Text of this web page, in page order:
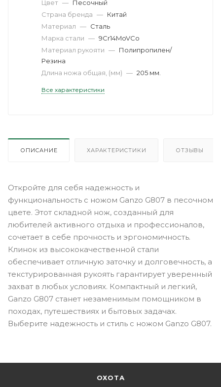
Цвет — Песочный
Страна бренда — Китай
Материал — Сталь
Марка стали — 9Cr14MoVCo
Материал рукояти — Полипропилен/
Резина
Длина ножа общая, (мм) — 205 мм.
Все характеристики
ОПИСАНИЕ ХАРАКТЕРИСТИКИ ОТЗЫВЫ
Откройте для себя надежность и
функциональность с ножом Ganzo G807 в песочном
цвете. Этот складной нож, созданный для
любителей активного отдыха и профессионалов,
сочетает в себе прочность и эргономичность.
Клинок из высококачественной стали
обеспечивает отличную заточку и долговечность, а
текстурированная рукоять гарантирует уверенный
захват в любых условиях. Компактный и легкий,
Ganzo G807 станет незаменимым помощником в
походах, путешествиях и бытовых задачах.
Выберите надежность и стиль с ножом Ganzo G807.
ОХОТА